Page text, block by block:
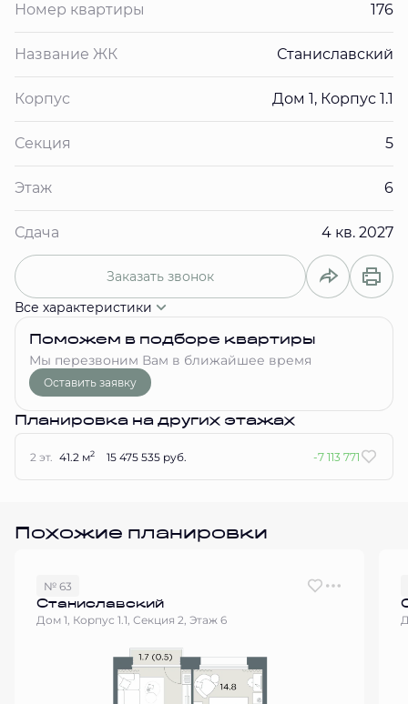
Номер квартиры 176
Название ЖК Станиславский
Корпус Дом 1, Корпус 1.1
Секция 5
Этаж 6
Сдача 4 кв. 2027
Заказать звонок
Все характеристики
Поможем в подборе квартиры
Мы перезвоним Вам в ближайшее время
Оставить заявку
Планировка на других этажах
2 эт. 41.2 м2 15 475 535 руб. -7 113 771
Похожие планировки
№ 63
Станиславский
Дом 1, Корпус 1.1, Секция 2, Этаж 6